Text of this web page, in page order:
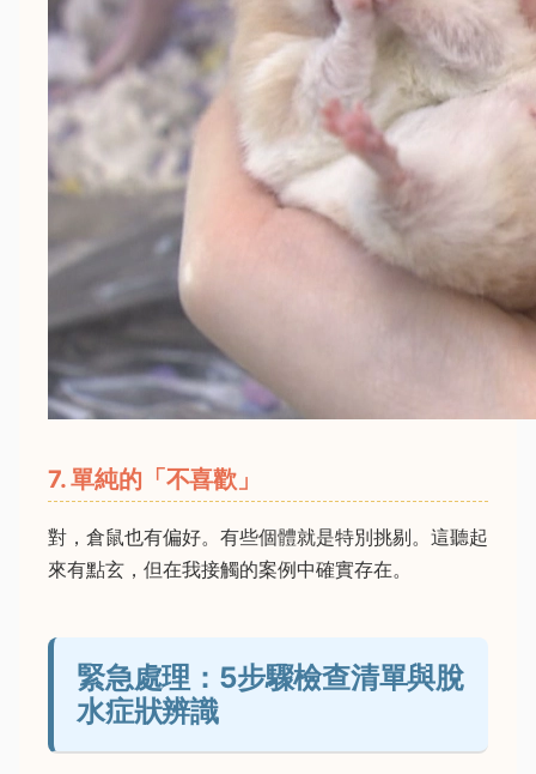
7. 單純的「不喜歡」
對，倉鼠也有偏好。有些個體就是特別挑剔。這聽起
來有點玄，但在我接觸的案例中確實存在。
緊急處理：5步驟檢查清單與脫
水症狀辨識